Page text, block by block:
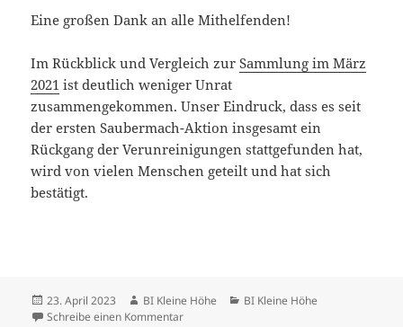
Eine großen Dank an alle Mithelfenden!
Im Rückblick und Vergleich zurSammlung im März
2021 ist deutlich weniger Unrat
zusammengekommen. Unser Eindruck, dass es seit
der ersten Saubermach-Aktion insgesamt ein
Rückgang der Verunreinigungen stattgefunden hat,
wird von vielen Menschen geteilt und hat sich
bestätigt.
Veröffentlicht
am
23. April 2023 Autor
BI Kleine Höhe Kategorien
BI Kleine Höhe
Schreibe einen Kommentarzu Katernputz Ergebnis an der Kleinen Höhe